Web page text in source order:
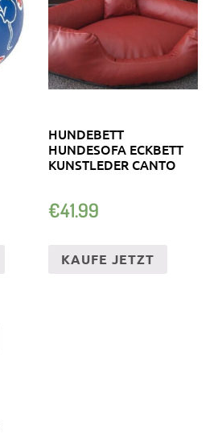
HUNDEBETT
HUNDESOFA ECKBETT
KUNSTLEDER CANTO
€41.99
KAUFE JETZT